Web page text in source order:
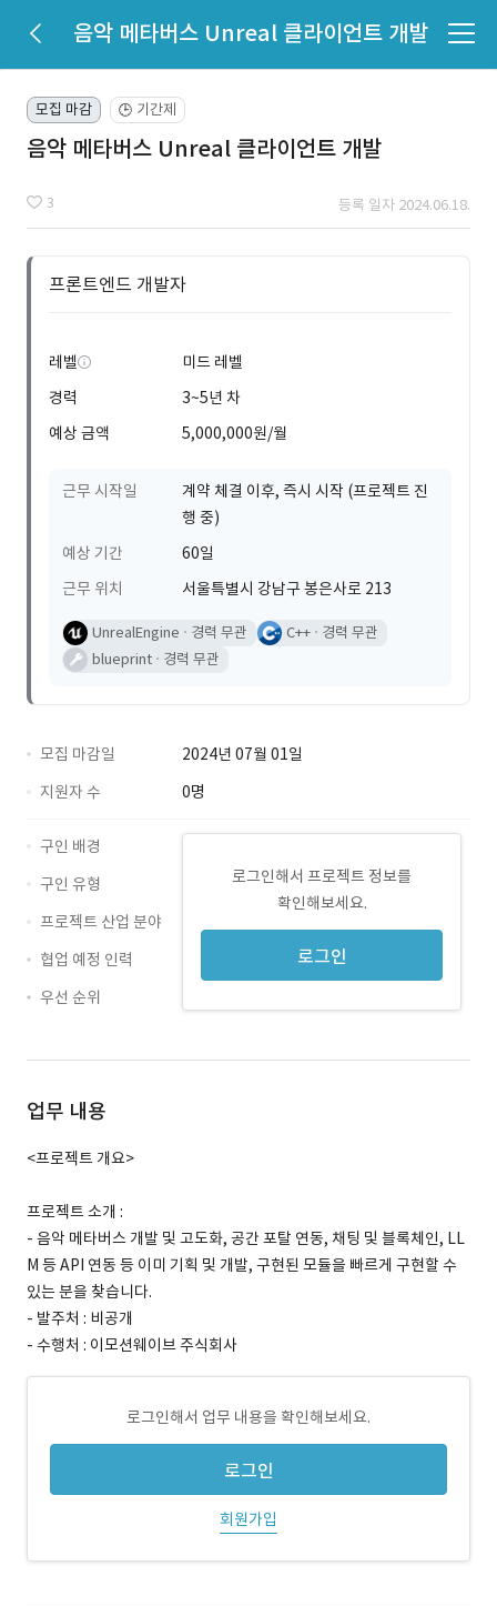
음악 메타버스 Unreal 클라이언트 개발
모집 마감 🕒 기간제
음악 메타버스 Unreal 클라이언트 개발
3 등록 일자 2024.06.18.
프론트엔드 개발자
레벨
미드 레벨
경력
3~5년 차
예상 금액
5,000,000원/월
근무 시작일
계약 체결 이후, 즉시 시작 (프로젝트 진
행 중)
예상 기간
60일
근무 위치
서울특별시 강남구 봉은사로 213
UnrealEngine 경력 무관 C++
경력 무관
blueprint
경력 무관
모집 마감일
2024년 07월 01일
지원자 수
0명
로그인해서 프로젝트 정보를
확인해보세요.
로그인
구인 배경
구인 유형
프로젝트 산업 분야
협업 예정 인력
우선 순위
업무 내용
<프로젝트 개요>
프로젝트 소개 :
- 음악 메타버스 개발 및 고도화, 공간 포탈 연동, 채팅 및 블록체인, LL
M 등 API 연동 등 이미 기획 및 개발, 구현된 모듈을 빠르게 구현할 수
있는 분을 찾습니다.
- 발주처 : 비공개
- 수행처 : 이모션웨이브 주식회사
로그인해서 업무 내용을 확인해보세요.
로그인
회원가입